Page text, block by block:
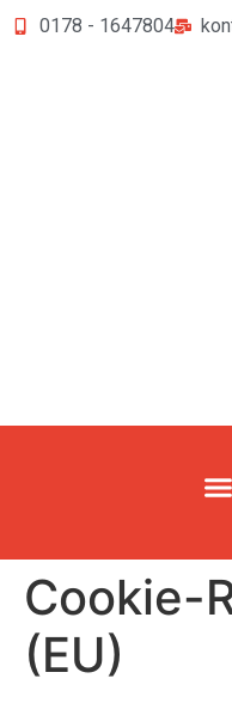
0178 - 1647804
Cookie-
(EU)